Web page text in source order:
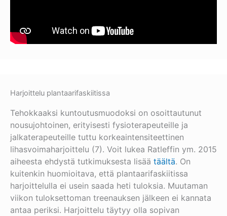
Harjoittelu plantaarifaskiitissa
Tehokkaaksi kuntoutusmuodoksi on osoittautunut
nousujohtoinen, erityisesti fysioterapeuteille ja
jalkaterapeuteille tuttu korkeaintensiteettinen
lihasvoimaharjoittelu (7). Voit lukea Ratleffin ym. 2015
aiheesta ehdystä tutkimuksesta lisää täältä. On
kuitenkin huomioitava, että plantaarifaskiitissa
harjoittelulla ei usein saada heti tuloksia. Muutaman
viikon tuloksettoman treenauksen jälkeen ei kannata
antaa periksi. Harjoittelu täytyy olla sopivan